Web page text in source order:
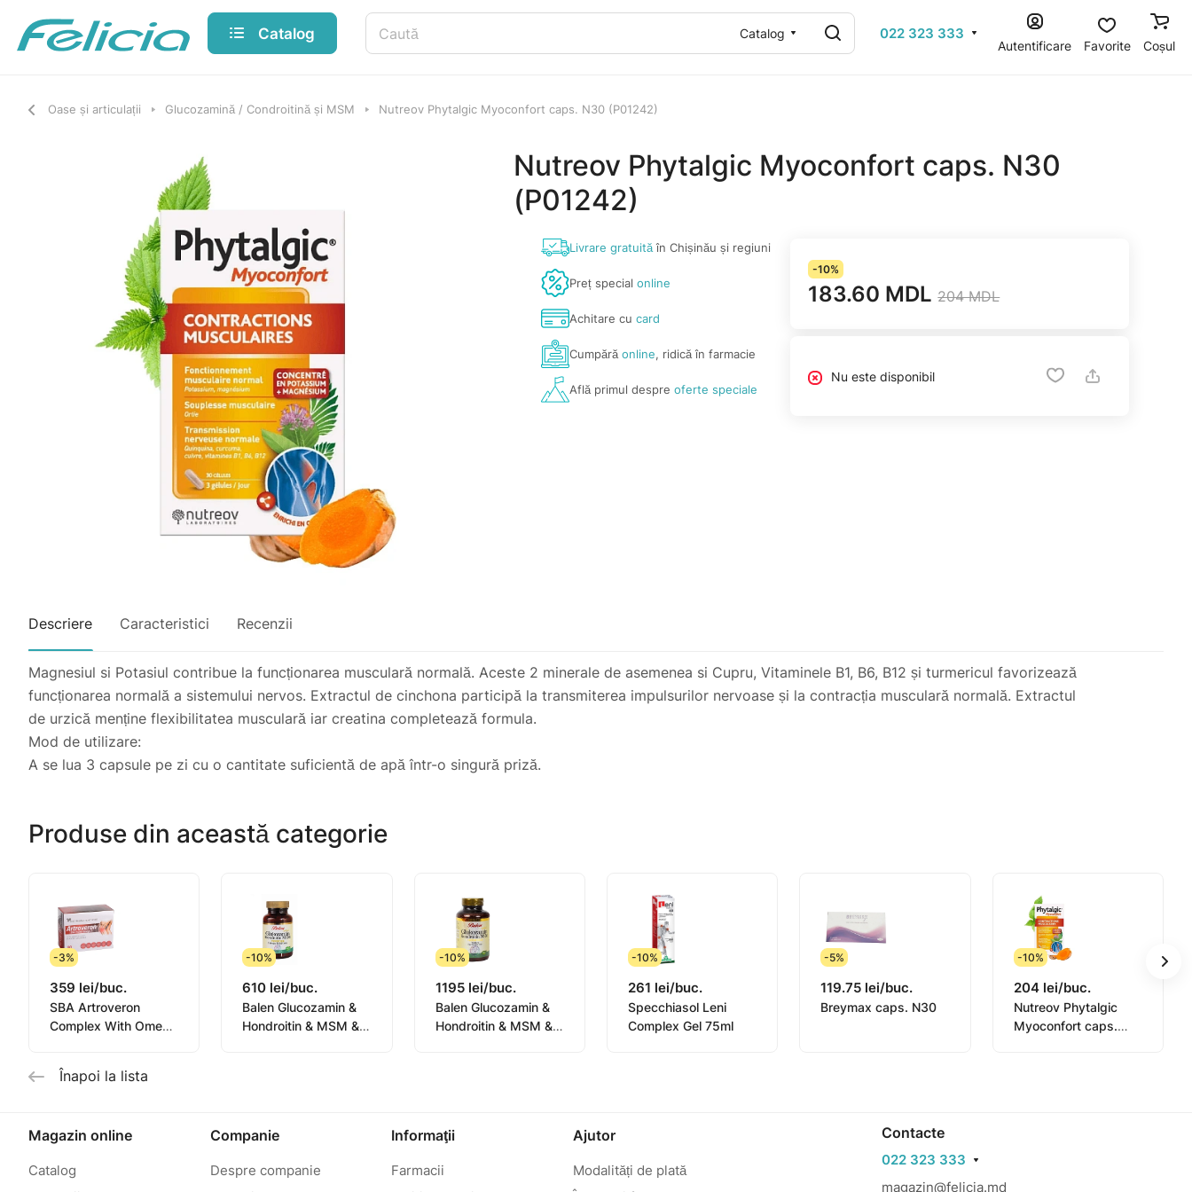
Catalog Catalog 022 323 333
Autentificare Favorite Coșul
Oase și articulații Glucozamină / Condroitină și MSM Nutreov Phytalgic Myoconfort caps. N30 (P01242)
Nutreov Phytalgic Myoconfort caps. N30
(P01242)
Livrare gratuităîn Chișinău și regiuni
Preț specialonline
Achitare cucard
Cumpărăonline, ridică în farmacie
Află primul despreoferte speciale
-10%
183.60 MDL 204 MDL
Nu este disponibil
Descriere Caracteristici Recenzii
Magnesiul si Potasiul contribue la funcționarea musculară normală. Aceste 2 minerale de asemenea si Cupru, Vitaminele B1, B6, B12 și turmericul favorizează
funcționarea normală a sistemului nervos. Extractul de cinchona participă la transmiterea impulsurilor nervoase și la contracția musculară normală. Extractul
de urzică menține flexibilitatea musculară iar creatina completează formula.
Mod de utilizare:
A se lua 3 capsule pe zi cu o cantitate suficientă de apă într-o singură priză.
Produse din această categorie
-3%
359 lei/buc.
SBA Artroveron
Complex With Omega
-10%
610 lei/buc.
Balen Glucozamin &
Hondroitin & MSM &
-10%
1195 lei/buc.
Balen Glucozamin &
Hondroitin & MSM &
-10%
261 lei/buc.
Specchiasol Leni
Complex Gel 75ml
-5%
119.75 lei/buc.
Breymax caps. N30
-10%
204 lei/buc.
Nutreov Phytalgic
Myoconfort caps.
Înapoi la lista
Magazin online
Catalog
Companie
Despre companie
Informaţii
Farmacii
Ajutor
Modalități de plată
Contacte
022 323 333
magazin@felicia.md